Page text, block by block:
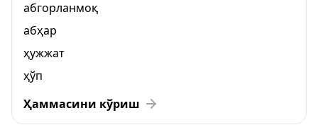
абгорланмоқ
абҳар
ҳужжат
ҳўп
Ҳаммасини кўриш